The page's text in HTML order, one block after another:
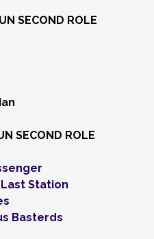
SECOND ROLE
SECOND ROLE
Station
Basterds